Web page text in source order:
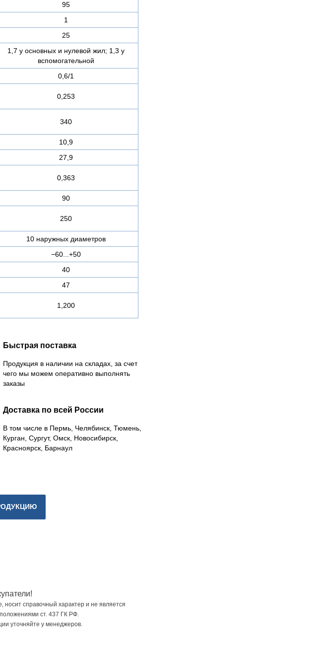
95
1
25
1,7 у основных и нулевой жил; 1,3 у
вспомогательной
0,6/1
0,253
340
10,9
27,9
0,363
90
250
10 наружных диаметров
−60...+50
40
47
1,200
Быстрая поставка
Продукция в наличии на складах, за счет
чего мы можем оперативно выполнять
заказы
Доставка по всей России
В том числе в Пермь, Челябинск, Тюмень,
Курган, Сургут, Омск, Новосибирск,
Красноярск, Барнаул
справочный характер и не является
ст. 437 ГК РФ.
уточняйте у менеджеров.